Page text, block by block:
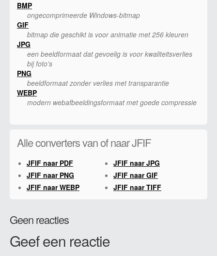
BMP
ongecomprimeerde Windows-bitmap
GIF
bitmap die geschikt is voor animatie met 256 kleuren
JPG
een beeldformaat dat gevoelig is voor kwaliteitsverlies
bij foto's
PNG
beeldformaat zonder verlies met transparantie
WEBP
modern webafbeeldingsformaat met goede compressie
Alle converters van of naar JFIF
JFIF naar PDF
JFIF naar JPG
JFIF naar PNG
JFIF naar GIF
JFIF naar WEBP
JFIF naar TIFF
Geen reacties
Geef een reactie